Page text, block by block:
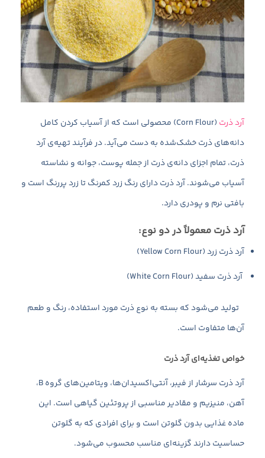
آرد ذرت
(Corn Flour) محصولی است که از آسیاب کردن کامل
دانه‌های ذرت خشک‌شده به دست می‌آید. در فرآیند تهیه‌ی آرد
ذرت، تمام اجزای دانه‌ی ذرت از جمله پوست، جوانه و نشاسته
آسیاب می‌شوند. آرد ذرت دارای رنگ زرد کمرنگ تا زرد پررنگ است و
بافتی نرم و پودری دارد.
آرد ذرت معمولاً در دو نوع:
آرد ذرت زرد (Yellow Corn Flour)
آرد ذرت سفید (White Corn Flour)
تولید می‌شود که بسته به نوع ذرت مورد استفاده، رنگ و طعم
آن‌ها متفاوت است.
خواص تغذیه‌ای آرد ذرت
آرد ذرت سرشار از فیبر، آنتی‌اکسیدان‌ها، ویتامین‌های گروه B،
آهن، منیزیم و مقادیر مناسبی از پروتئین گیاهی است. این
ماده غذایی بدون گلوتن است و برای افرادی که به گلوتن
حساسیت دارند گزینه‌ای مناسب محسوب می‌شود.